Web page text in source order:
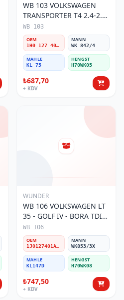
WB 103 VOLKSWAGEN
TRANSPORTER T4 2.4-2.5
MOTOR- CADDY E.M 1H0
127 401 C Yakıt/Mazot
Filtresi
WB 103
OEM
1H0 127 401 C
MANN
WK 842/4
MAHLE
KL 75
HENGST
H70WK05
₺687,70
+ KDV
WUNDER
WB 106 VOLKSWAGEN LT
35 - GOLF IV - BORA TDI
1J0 127 401 Yakıt/Mazot
Filtresi
WB 106
OEM
1J0127401A/2D0127399/1J0127399A
MANN
WK853/3X
MAHLE
KL147D
HENGST
H70WK08
₺747,50
+ KDV